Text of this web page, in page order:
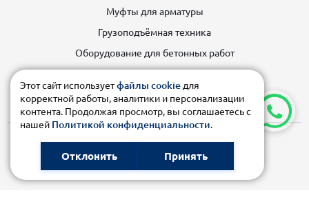
Этот сайт используетфайлы cookie для
корректной работы, аналитики и персонализации
контента. Продолжая просмотр, вы соглашаетесь с
нашей Политикой конфиденциальности.
Отклонить Принять
Муфты для арматуры
Грузоподъёмная техника
Оборудование для бетонных работ
Строительное оборудование
© 2026 ПРОМСТРОЙКУБАНЬ
Карта сайта